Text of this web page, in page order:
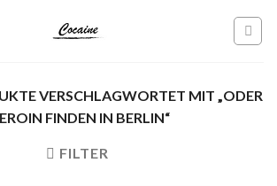
VERSCHLAGWORTET MIT „ODER
FINDEN IN BERLIN“
FILTER